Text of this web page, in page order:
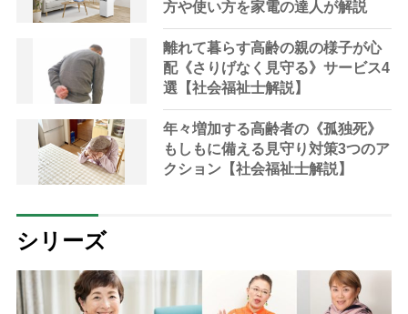
方や使い方を家電の達人が解説
離れて暮らす高齢の親の様子が心
配《さりげなく見守る》サービス4
選【社会福祉士解説】
年々増加する高齢者の《孤独死》
もしもに備える見守り対策3つのア
クション【社会福祉士解説】
シリーズ